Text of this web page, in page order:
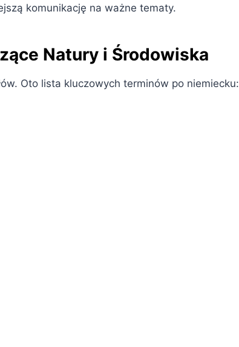
komunikację na ważne tematy.
Natury i Środowiska
Oto lista kluczowych terminów po niemiecku: